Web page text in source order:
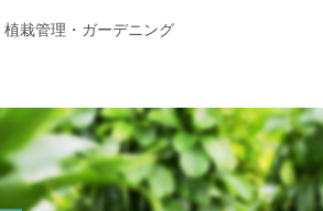
栽管理・ガーデニング